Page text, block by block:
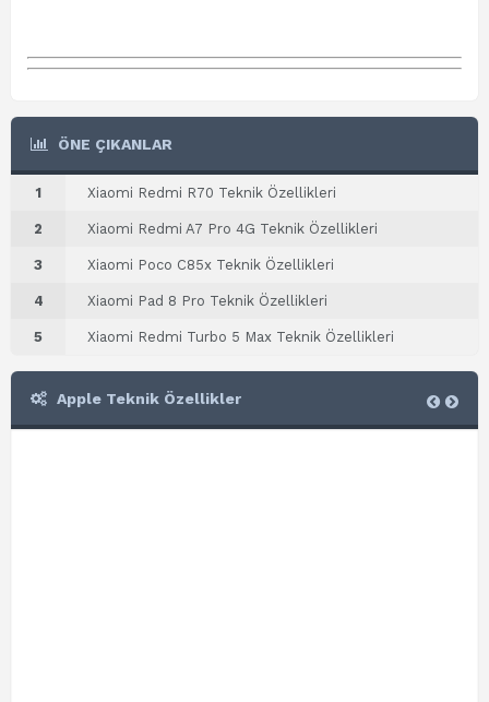
ÖNE ÇIKANLAR
1 Xiaomi Redmi R70 Teknik Özellikleri
2 Xiaomi Redmi A7 Pro 4G Teknik Özellikleri
3 Xiaomi Poco C85x Teknik Özellikleri
4 Xiaomi Pad 8 Pro Teknik Özellikleri
5 Xiaomi Redmi Turbo 5 Max Teknik Özellikleri
Apple Teknik Özellikler